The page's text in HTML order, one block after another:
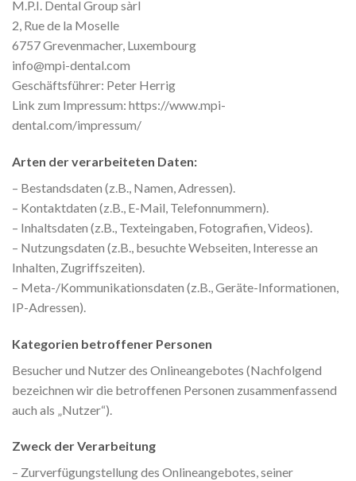
M.P.I. Dental Group sàrl
2, Rue de la Moselle
6757 Grevenmacher, Luxembourg
info@mpi-dental.com
Geschäftsführer: Peter Herrig
Link zum Impressum: https://www.mpi-
dental.com/impressum/
Arten der verarbeiteten Daten:
– Bestandsdaten (z.B., Namen, Adressen).
– Kontaktdaten (z.B., E-Mail, Telefonnummern).
– Inhaltsdaten (z.B., Texteingaben, Fotografien, Videos).
– Nutzungsdaten (z.B., besuchte Webseiten, Interesse an
Inhalten, Zugriffszeiten).
– Meta-/Kommunikationsdaten (z.B., Geräte-Informationen,
IP-Adressen).
Kategorien betroffener Personen
Besucher und Nutzer des Onlineangebotes (Nachfolgend
bezeichnen wir die betroffenen Personen zusammenfassend
auch als „Nutzer“).
Zweck der Verarbeitung
– Zurverfügungstellung des Onlineangebotes, seiner